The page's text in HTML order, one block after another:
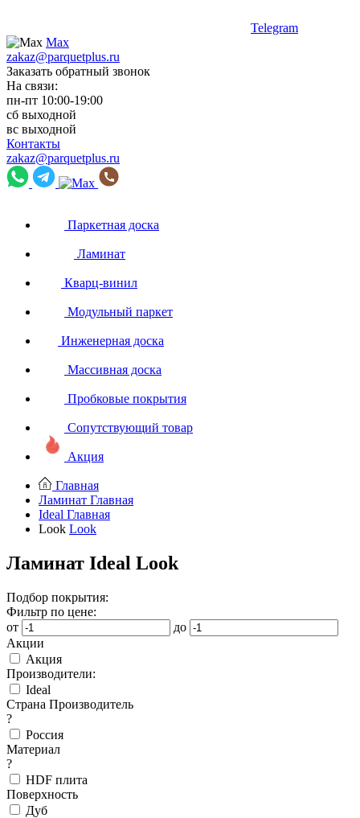
Telegram
Max
zakaz@parquetplus.ru
Заказать обратный звонок
На связи:
пн-пт 10:00-19:00
сб выходной
вс выходной
Контакты
zakaz@parquetplus.ru
Паркетная доска
Ламинат
Кварц-винил
Модульный паркет
Инженерная доска
Массивная доска
Пробковые покрытия
Сопутствующий товар
Акция
Главная
Ламинат Главная
Ideal Главная
Look Look
Ламинат Ideal Look
Подбор покрытия:
Фильтр по цене:
от
до
Акции
Акция
Производители:
Ideal
Страна Производитель
?
Россия
Материал
?
HDF плита
Поверхность
Дуб